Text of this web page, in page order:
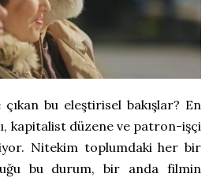
bu eleştirisel bakışlar? En
kapitalist düzene ve patron-işçi
Nitekim toplumdaki her bir
bu durum, bir anda filmin